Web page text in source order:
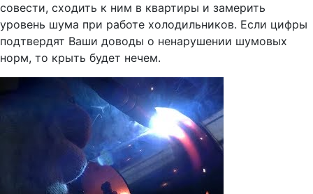
совести, сходить к ним в квартиры и замерить
уровень шума при работе холодильников. Если цифры
подтвердят Ваши доводы о ненарушении шумовых
норм, то крыть будет нечем.